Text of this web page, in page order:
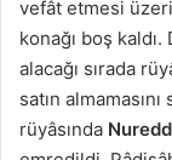
vefât etmesi
konağı boş
alacağı sırada
satın
rüyâsında